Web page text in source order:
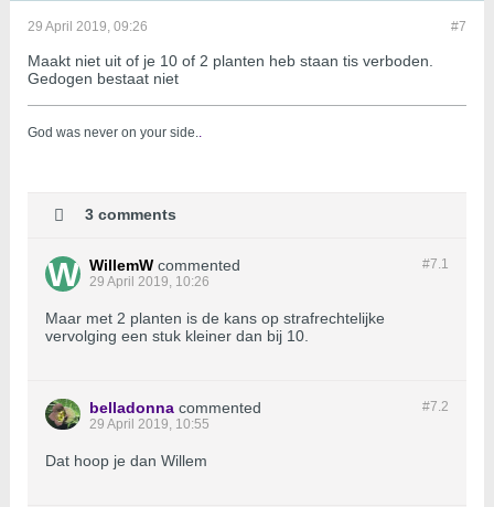
#7
29 April 2019, 09:26
Maakt niet uit of je 10 of 2 planten heb staan tis verboden.
Gedogen bestaat niet
God was never on your side..
3 comments
#7.1
WillemW commented
29 April 2019, 10:26
Maar met 2 planten is de kans op strafrechtelijke
vervolging een stuk kleiner dan bij 10.
#7.2
belladonna commented
29 April 2019, 10:55
Dat hoop je dan Willem